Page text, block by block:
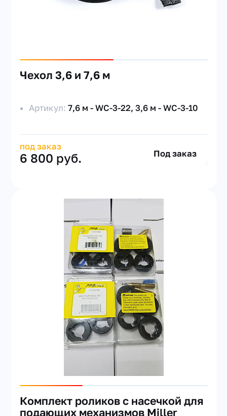
Чехол 3,6 и 7,6 м
Артикул:7,6 м - WC-3-22, 3,6 м - WC-3-10
под заказ
6 800 руб. Под заказ
Комплект роликов с насечкой для
подающих механизмов Miller